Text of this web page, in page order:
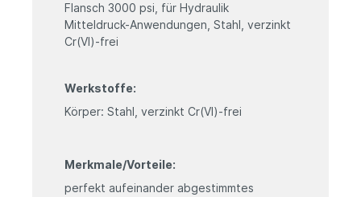
Flansch 3000 psi, für Hydraulik
Mitteldruck-Anwendungen, Stahl, verzinkt
Cr(VI)-frei
Werkstoffe:
Körper: Stahl, verzinkt Cr(VI)-frei
Merkmale/Vorteile:
perfekt aufeinander abgestimmtes